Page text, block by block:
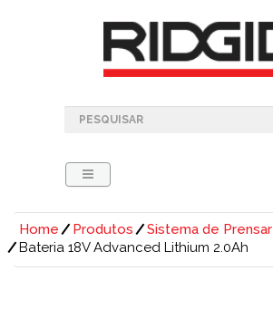
Home Produtos
Sistema de Prensar
Bateria 18V Advanced Lithium 2.0Ah